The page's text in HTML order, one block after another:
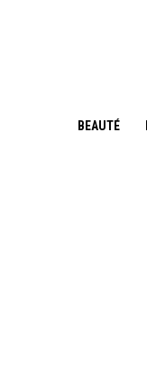
BEAUTÉ